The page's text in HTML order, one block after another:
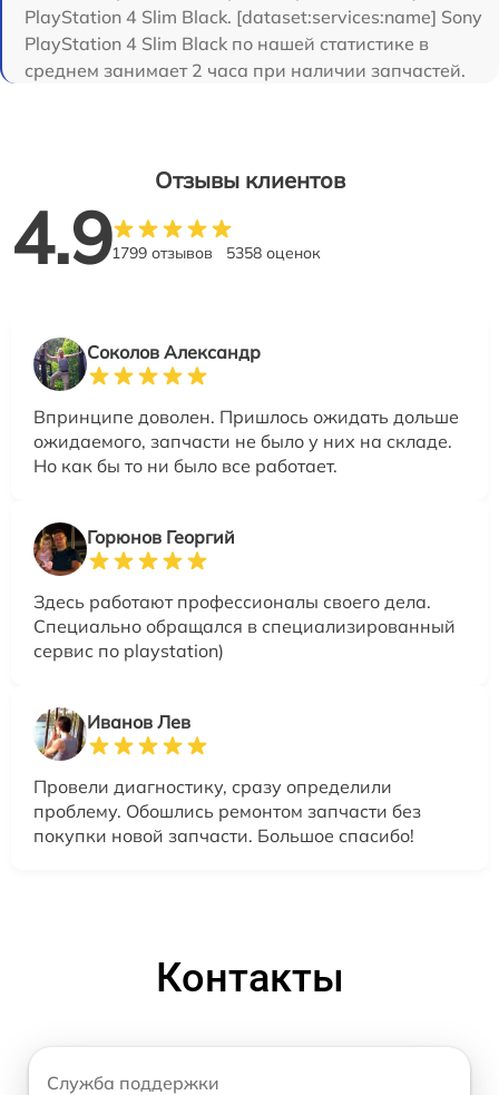
PlayStation 4 Slim Black. [dataset:services:name] Sony
PlayStation 4 Slim Black по нашей статистике в
среднем занимает 2 часа при наличии запчастей.
Отзывы клиентов
4.91799 отзывов 5358 оценок
Соколов Александр
Впринципе доволен. Пришлось ожидать дольше
ожидаемого, запчасти не было у них на складе.
Но как бы то ни было все работает.
Горюнов Георгий
Здесь работают профессионалы своего дела.
Специально обращался в специализированный
сервис по playstation)
Иванов Лев
Провели диагностику, сразу определили
проблему. Обошлись ремонтом запчасти без
покупки новой запчасти. Большое спасибо!
Контакты
Служба поддержки